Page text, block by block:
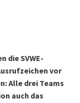
die SVWE-
vor
Alle drei Teams
auch das